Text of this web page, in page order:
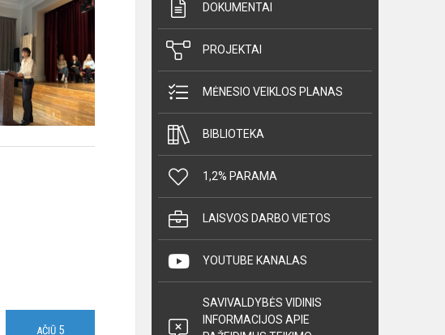
AČIŪ 5
DOKUMENTAI
PROJEKTAI
MĖNESIO VEIKLOS PLANAS
BIBLIOTEKA
1,2% PARAMA
LAISVOS DARBO VIETOS
YOUTUBE KANALAS
SAVIVALDYBĖS VIDINIS
INFORMACIJOS APIE